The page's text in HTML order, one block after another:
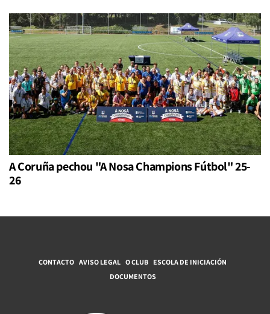
A Coruña pechou "A Nosa Champions Fútbol" 25-
26
CONTACTO AVISO LEGAL O CLUB ESCOLA DE INICIACIÓN
DOCUMENTOS